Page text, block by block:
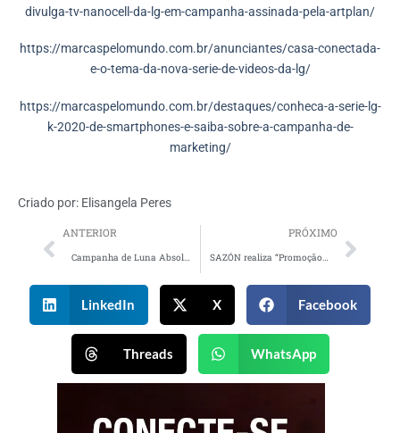
divulga-tv-nanocell-da-lg-em-campanha-assinada-pela-artplan/
https://marcaspelomundo.com.br/anunciantes/casa-conectada-
e-o-tema-da-nova-serie-de-videos-da-lg/
https://marcaspelomundo.com.br/destaques/conheca-a-serie-lg-
k-2020-de-smartphones-e-saiba-sobre-a-campanha-de-
marketing/
Criado por: Elisangela Peres
ANTERIOR PRÓXIMO
LinkedIn X Facebook
Threads WhatsApp